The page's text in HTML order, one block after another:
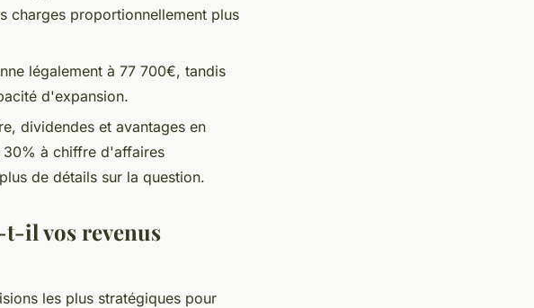
charges proportionnellement plus
légalement à 77 700€, tandis
d'expansion.
dividendes et avantages en
30% à chiffre d'affaires
de détails sur la question.
t-il vos revenus
les plus stratégiques pour